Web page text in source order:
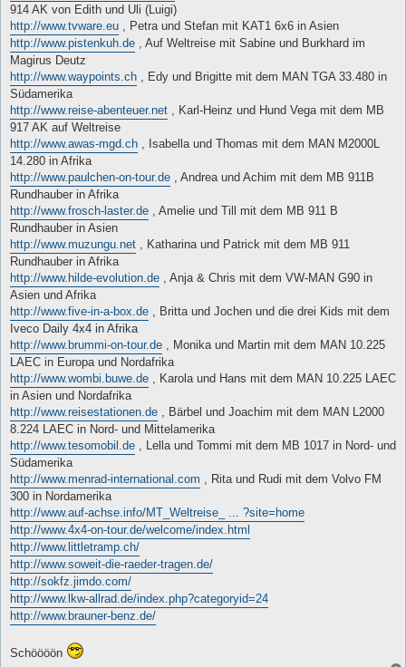
914 AK von Edith und Uli (Luigi)
http://www.tvware.eu , Petra und Stefan mit KAT1 6x6 in Asien
http://www.pistenkuh.de , Auf Weltreise mit Sabine und Burkhard im
Magirus Deutz
http://www.waypoints.ch , Edy und Brigitte mit dem MAN TGA 33.480 in
Südamerika
http://www.reise-abenteuer.net , Karl-Heinz und Hund Vega mit dem MB
917 AK auf Weltreise
http://www.awas-mgd.ch , Isabella und Thomas mit dem MAN M2000L
14.280 in Afrika
http://www.paulchen-on-tour.de , Andrea und Achim mit dem MB 911B
Rundhauber in Afrika
http://www.frosch-laster.de , Amelie und Till mit dem MB 911 B
Rundhauber in Asien
http://www.muzungu.net , Katharina und Patrick mit dem MB 911
Rundhauber in Afrika
http://www.hilde-evolution.de , Anja & Chris mit dem VW-MAN G90 in
Asien und Afrika
http://www.five-in-a-box.de , Britta und Jochen und die drei Kids mit dem
Iveco Daily 4x4 in Afrika
http://www.brummi-on-tour.de , Monika und Martin mit dem MAN 10.225
LAEC in Europa und Nordafrika
http://www.wombi.buwe.de , Karola und Hans mit dem MAN 10.225 LAEC
in Asien und Nordafrika
http://www.reisestationen.de , Bärbel und Joachim mit dem MAN L2000
8.224 LAEC in Nord- und Mittelamerika
http://www.tesomobil.de , Lella und Tommi mit dem MB 1017 in Nord- und
Südamerika
http://www.menrad-international.com , Rita und Rudi mit dem Volvo FM
300 in Nordamerika
http://www.auf-achse.info/MT_Weltreise_ ... ?site=home
http://www.4x4-on-tour.de/welcome/index.html
http://www.littletramp.ch/
http://www.soweit-die-raeder-tragen.de/
http://sokfz.jimdo.com/
http://www.lkw-allrad.de/index.php?categoryid=24
http://www.brauner-benz.de/
Schöööön